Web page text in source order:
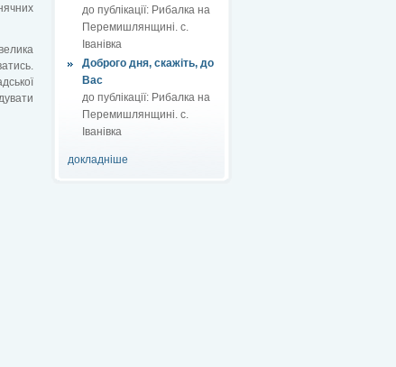
до публікації: Рибалка на
Перемишлянщині. с.
Іванівка
Доброго дня, скажіть, до
Вас
до публікації: Рибалка на
Перемишлянщині. с.
Іванівка
докладніше